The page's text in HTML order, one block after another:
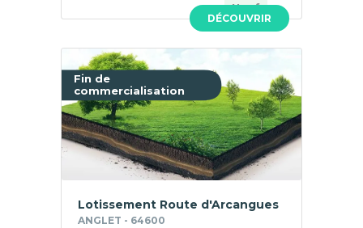
DÉCOUVRIR
Neuf
Fin de
commercialisation
Lotissement Route d'Arcangues
ANGLET - 64600